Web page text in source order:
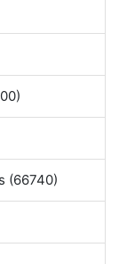
(66740)